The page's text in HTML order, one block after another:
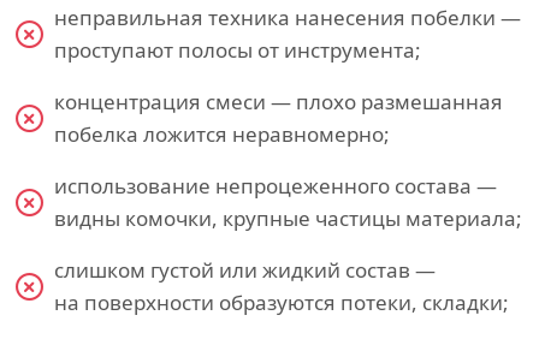
неправильная техника нанесения побелки —
проступают полосы от инструмента;
концентрация смеси — плохо размешанная
побелка ложится неравномерно;
использование непроцеженного состава —
видны комочки, крупные частицы материала;
слишком густой или жидкий состав —
на поверхности образуются потеки, складки;